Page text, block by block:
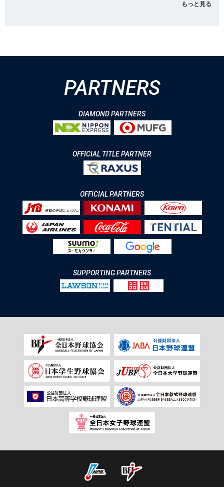
もっと見る
PARTNERS
DIAMOND PARTNERS
OFFICIAL TITLE PARTNER
OFFICIAL PARTNERS
SUPPORTING PARTNERS